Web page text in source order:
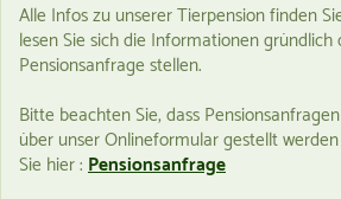
Alle Infos zu unserer Tierpension finden
lesen Sie sich die Informationen gründlich
Pensionsanfrage stellen.
Bitte beachten Sie, dass
über unser Onlineformular gestellt
Sie hier : Pensionsanfrage